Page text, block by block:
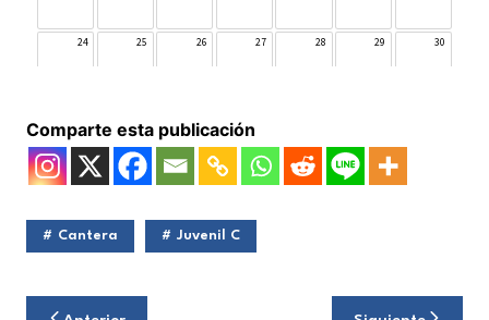
Comparte esta publicación
Cantera Juvenil C
Navegación